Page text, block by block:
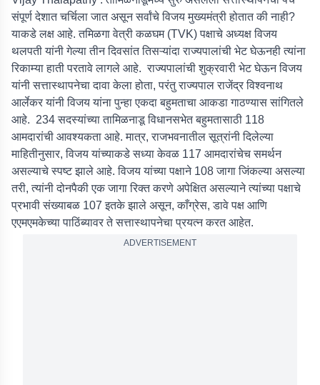
संपूर्ण देशात चर्चिला जात असून सर्वांचे विजय मुख्यमंत्री होतात की नाही?
याकडे लक्ष आहे. तमिळगा वेत्री कळघम (TVK) पक्षाचे अध्यक्ष विजय
थलपती यांनी गेल्या तीन दिवसांत तिसऱ्यांदा राज्यपालांची भेट घेऊनही त्यांना
रिकाम्या हाती परतावे लागले आहे. राज्यपालांची शुक्रवारी भेट घेऊन विजय
यांनी सत्तास्थापनेचा दावा केला होता, परंतु राज्यपाल राजेंद्र विश्वनाथ
आर्लेकर यांनी विजय यांना पुन्हा एकदा बहुमताचा आकडा गाठण्यास सांगितले
आहे. 234 सदस्यांच्या तामिळनाडू विधानसभेत बहुमतासाठी 118
आमदारांची आवश्यकता आहे. मात्र, राजभवनातील सूत्रांनी दिलेल्या
माहितीनुसार, विजय यांच्याकडे सध्या केवळ 117 आमदारांचेच समर्थन
असल्याचे स्पष्ट झाले आहे. विजय यांच्या पक्षाने 108 जागा जिंकल्या असल्या
तरी, त्यांनी दोनपैकी एक जागा रिक्त करणे अपेक्षित असल्याने त्यांच्या पक्षाचे
प्रभावी संख्याबळ 107 इतके झाले असून, काँग्रेस, डावे पक्ष आणि
एएमएमकेच्या पाठिंब्यावर ते सत्तास्थापनेचा प्रयत्न करत आहेत.
ADVERTISEMENT